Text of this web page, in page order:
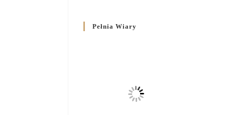
Pełnia Wiary